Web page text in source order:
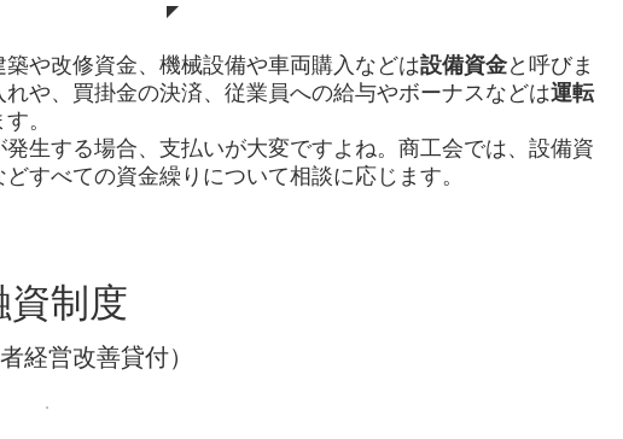
や改修資金、機械設備や車両購入などは設備資金と呼びま
れや、買掛金の決済、従業員への給与やボーナスなどは運転
。
発生する場合、支払いが大変ですよね。商工会では、設備資
すべての資金繰りについて相談に応じます。
資制度
経営改善貸付）